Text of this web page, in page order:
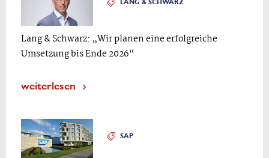
LANG & SCHWARZ
Lang & Schwarz: „Wir planen eine erfolgreiche
Umsetzung bis Ende 2026“
weiterlesen
SAP